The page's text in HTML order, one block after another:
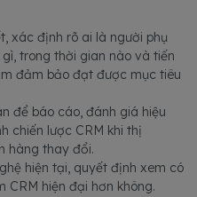
xác định rõ ai là người phụ
trong thời gian nào và tiến
đảm bảo đạt được mục tiêu
để báo cáo, đánh giá hiệu
chiến lược CRM khi thị
hàng thay đổi.
hiện tại, quyết định xem có
hiện đại hơn không.